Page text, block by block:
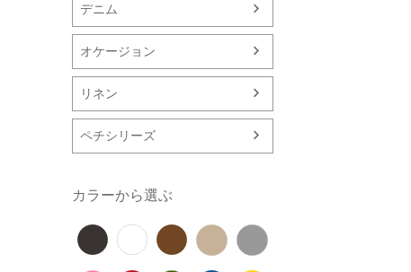
デニム
オケージョン
リネン
ペチシリーズ
カラーから選ぶ